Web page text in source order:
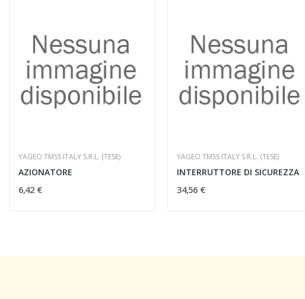
YAGEO TMSS ITALY S.R.L. (TESE)
AZIONATORE
6,42 €
YAGEO TMSS ITALY S.R.L. (TESE)
INTERRUTTORE DI SICUREZZA
34,56 €